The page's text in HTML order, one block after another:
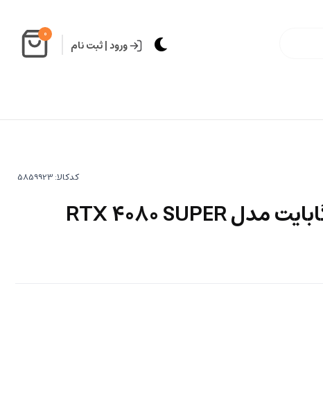
ورود|ثبت نام
0
کدکالا:
کارت گرافیک گیگابایت مدل RTX 4080 SUPER